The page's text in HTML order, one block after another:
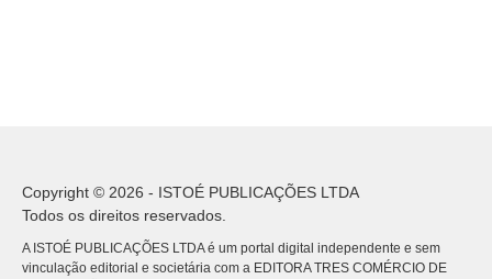
Copyright © 2026 - ISTOÉ PUBLICAÇÕES LTDA
Todos os direitos reservados.
A ISTOÉ PUBLICAÇÕES LTDA é um portal digital independente e sem
vinculação editorial e societária com a EDITORA TRES COMÉRCIO DE